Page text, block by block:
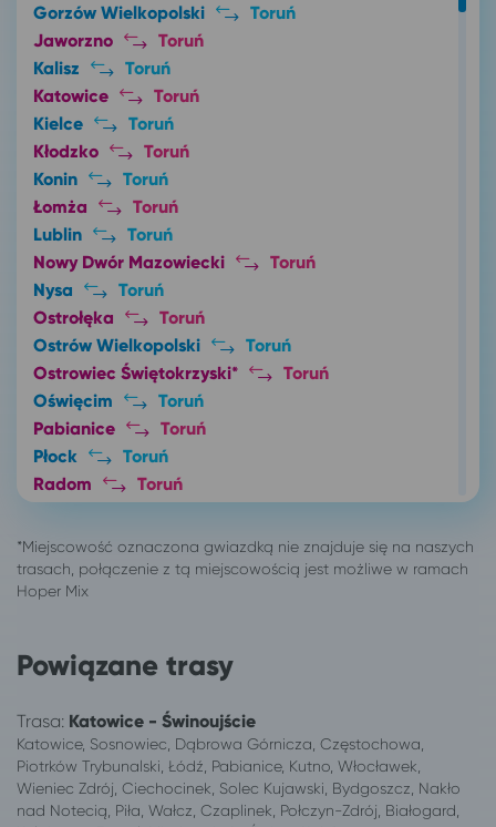
Gorzów Wielkopolski
Toruń
Jaworzno
Toruń
Kalisz
Toruń
Katowice
Toruń
Kielce
Toruń
Kłodzko
Toruń
Konin
Toruń
Łomża
Toruń
Lublin
Toruń
Nowy Dwór Mazowiecki
Toruń
Nysa
Toruń
Ostrołęka
Toruń
Ostrów Wielkopolski
Toruń
Ostrowiec Świętokrzyski*
Toruń
Oświęcim
Toruń
Pabianice
Toruń
Płock
Toruń
Radom
Toruń
Sieradz
Stalowa Wola
Toruń
Starogard Gdański
Tarnów
Toruń
Dźwirzyno
Toruń
Karwia
Toruń
Reda
Toruń
Świeradów-Zdrój
Toruń
Sopot
Powiązane trasy
Trasa: Katowice - Świnoujście
Katowice, Sosnowiec, Dąbrowa Górnicza, Częstochowa,
Piotrków Trybunalski, Łódź, Pabianice, Kutno, Włocławek,
Wieniec Zdrój, Ciechocinek, Solec Kujawski, Bydgoszcz, Nakło
nad Notecią, Piła, Wałcz, Czaplinek, Połczyn-Zdrój, Białogard,